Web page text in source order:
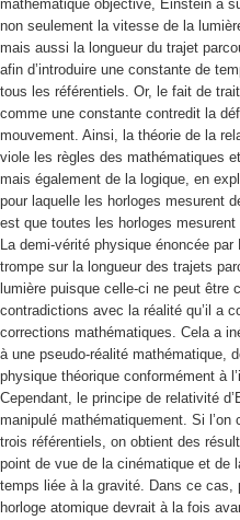
mathématique objective, Einstein a
non seulement la vitesse de la
mais aussi la longueur du trajet
afin d’introduire une constante de
tous les référentiels. Or, le fait de
comme une constante contredit la
mouvement. Ainsi, la théorie de la
viole les règles des mathématiques
mais également de la logique, en
pour laquelle les horloges mesurent
est que toutes les horloges
La demi-vérité physique énoncée
trompe sur la longueur des trajets
lumière puisque celle-ci ne peut être
contradictions avec la réalité qu’il a
corrections mathématiques. Cela a
à une pseudo-réalité mathématique,
physique théorique conformément à
Cependant, le principe de relativité
manipulé mathématiquement. Si l’on
trois référentiels, on obtient des
point de vue de la cinématique et de
temps liée à la gravité. Dans ce cas,
horloge atomique devrait à la fois